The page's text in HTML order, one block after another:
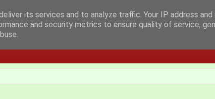
its services and to analyze traffic. Your IP address and
and security metrics to ensure quality of service,